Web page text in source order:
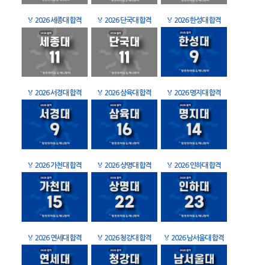
🏅 2026 세종대 합격 🏅 2026 단국대 합격 🏅 2026 한성대 합격
🏅 2026 서경대 합격 🏅 2026 삼육대 합격 🏅 2026 명지대 합격
🏅 2026 가천대 합격 🏅 2026 상명대 합격 🏅 2026 인하대 합격
🏅 2026 연세대 합격 🏅 2026 청강대 합격 🏅 2026 남서울대 합격